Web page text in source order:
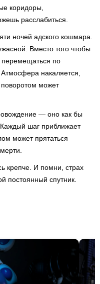
коридоры,
расслабиться.
ночей адского кошмара.
Вместо того чтобы
перемещаться по
накаляется,
может
— оно как бы
Каждый шаг приближает
может прятаться
крепче. И помни, страх
постоянный спутник.